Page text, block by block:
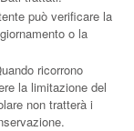
può verificare la
o la
ricorrono
la limitazione del
non tratterà i